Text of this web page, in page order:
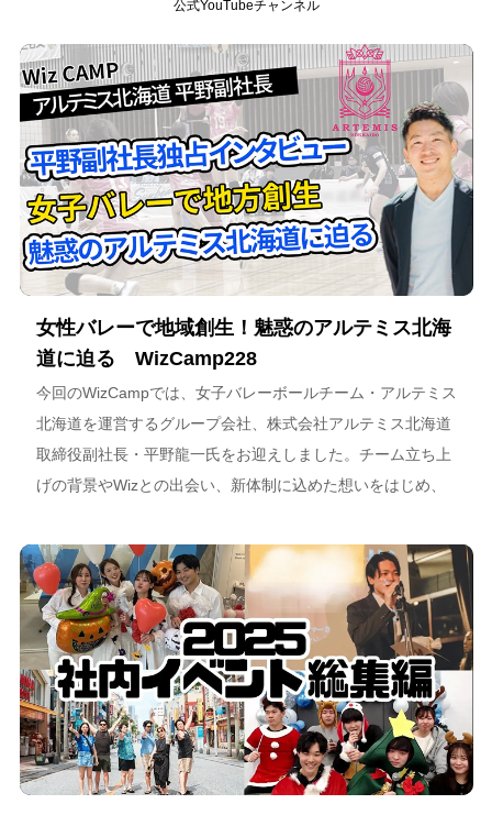
公式YouTubeチャンネル
女性バレーで地域創生！魅惑のアルテミス北海
道に迫る WizCamp228
今回のWizCampでは、女子バレーボールチーム・アルテミス
北海道を運営するグループ会社、株式会社アルテミス北海道
取締役副社長・平野龍一氏をお迎えしました。チーム立ち上
げの背景やWizとの出会い、新体制に込めた想いをはじめ、
海道が描く今後のビジョンについて語っています。